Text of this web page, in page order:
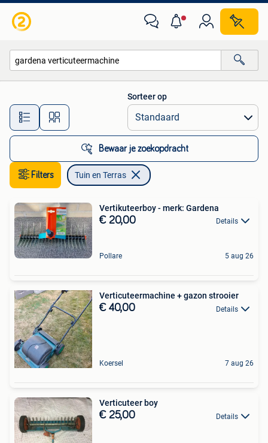
Alle afstanden…
Sorteer op
Bewaar je zoekopdracht
Filters Tuin en Terras
Vertikuteerboy - merk: Gardena
€ 20,00 Details
Pollare 5 aug 26
Verticuteermachine + gazon strooier
€ 40,00 Details
Koersel 7 aug 26
Verticuteer boy
€ 25,00 Details